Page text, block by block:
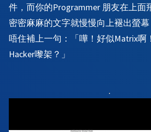
件，而你的Programmer 朋友在上面
密密麻麻的文字就慢慢向上褪出螢
唔住補上一句：「嘩！好似Matrix啊
Hacker嚟架？」